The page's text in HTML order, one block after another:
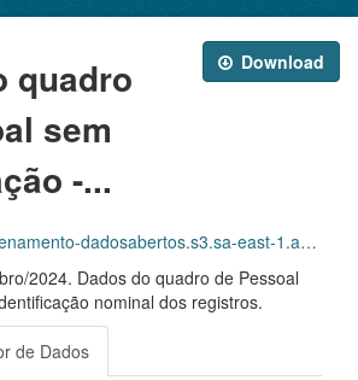
Download
quadro
sem
-...
PDA_2023_2025/Grupos_de_dados/Dados+do+quadro+de+Pessoal+sem+identifica%C3%A7%C3%A3o/Dados_sem_ID_Pessoal_em_atividade_202412.csv
2024. Dados do quadro de Pessoal
nominal dos registros.
de Dados